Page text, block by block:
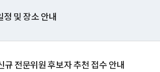
및 장소 안내
전문위원 후보자 추천 접수 안내